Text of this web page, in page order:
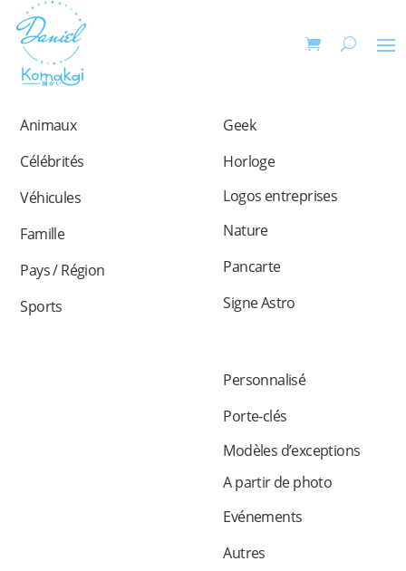
Animaux
Célébrités
Véhicules
Famille
Pays / Région
Sports
Geek
Horloge
Logos entreprises
Nature
Pancarte
Signe Astro
Personnalisé
Porte-clés
Modèles d’exceptions
A partir de photo
Evénements
Autres